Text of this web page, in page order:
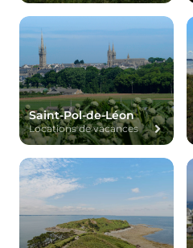
Saint-Pol-de-Léon
Locations de vacances